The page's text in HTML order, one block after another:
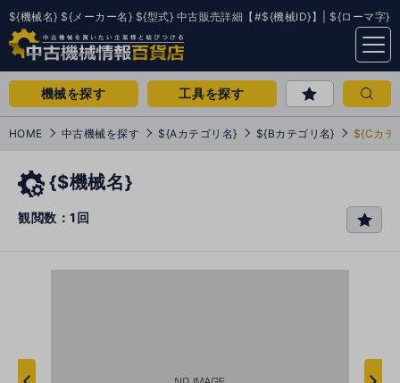
${機械名} ${メーカー名} ${型式} 中古販売詳細【#${機械ID}】| ${ローマ字}
menu
機械を探す 工具を探す
HOME 中古機械を探す ${Aカテゴリ名} ${Bカテゴリ名} ${Cカテ
{$機械名}
観閲数：1回
favo